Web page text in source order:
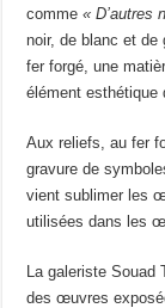
comme« D’autres
noir, de blanc et de
fer forgé, une
élément esthétique
Aux reliefs, au fer
gravure de
vient sublimer les
utilisées dans les
La galeriste Souad
des œuvres